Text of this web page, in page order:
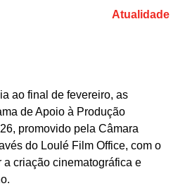
Atualidade
ao final de fevereiro, as
de Apoio à Produção
promovido pela Câmara
do Loulé Film Office, com o
criação cinematográfica e